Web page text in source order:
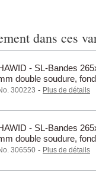
dans ces
- SL-Bandes
double soudure, fond
/ 22080
300223 - Plus de détails
- SL-Bandes
double soudure, fond
/ 22100
306550 - Plus de détails